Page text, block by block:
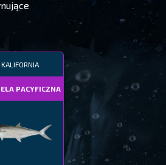
KALIFORNIA
PACYFICZNA